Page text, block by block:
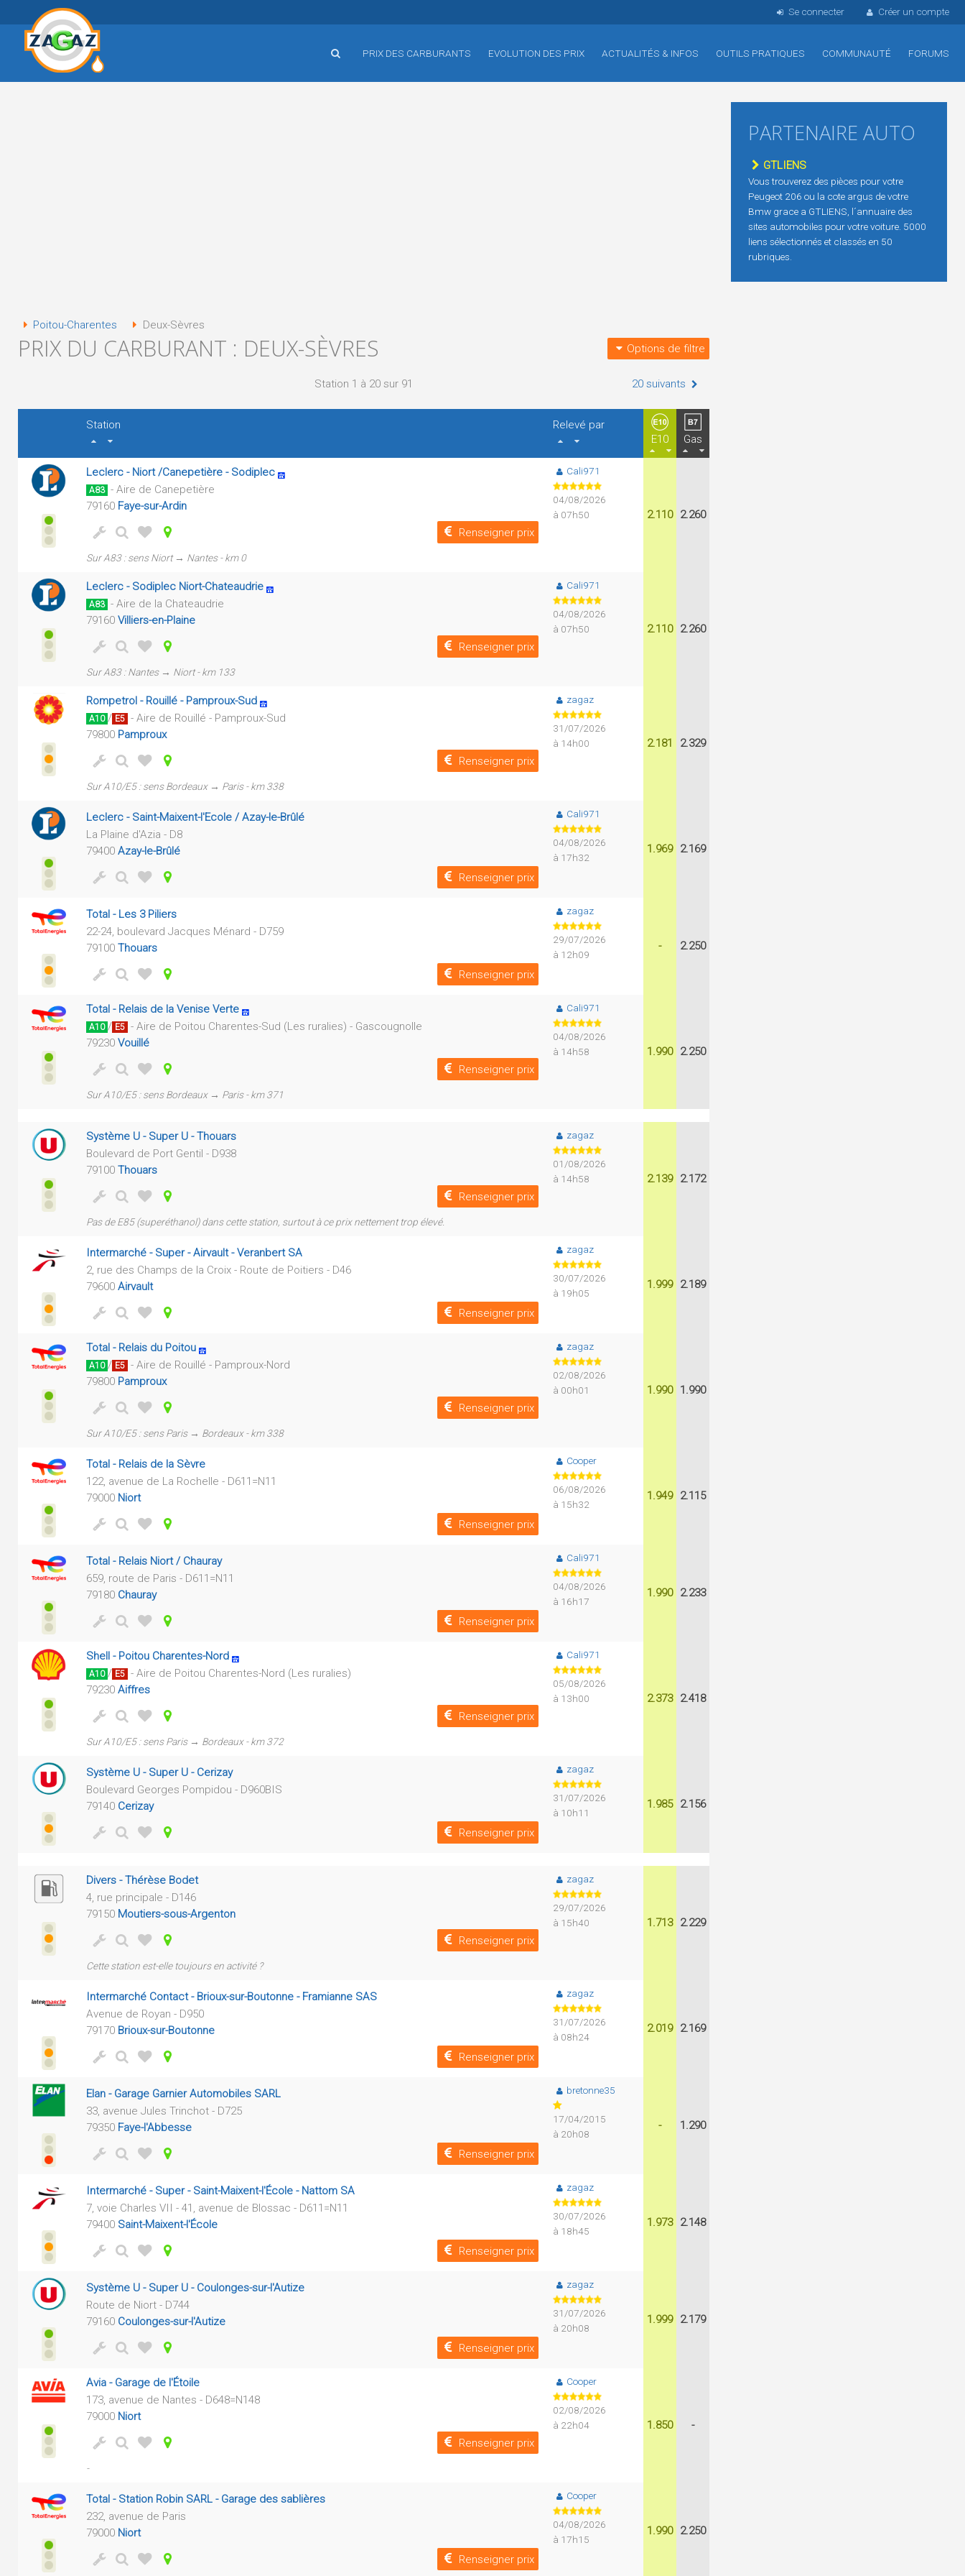
Se connecter Créer un compte
PRIX DES CARBURANTS EVOLUTION DES PRIX ACTUALITÉS & INFOS OUTILS PRATIQUES COMMUNAUTÉ FORUMS
Poitou-Charentes Deux-Sèvres
PRIX DU CARBURANT : DEUX-SÈVRES Options de filtre
Station 1 à 20 sur 91 20 suivants
Station
Relevé par
E10
Gas
Leclerc - Niort /Canepetière - Sodiplec
A83 - Aire de Canepetière
79160 Faye-sur-Ardin
Renseigner prix
Sur A83 : sens Niort → Nantes - km 0
Cali971
04/08/2026
à 07h50
2.110 2.260
Leclerc - Sodiplec Niort-Chateaudrie
A83 - Aire de la Chateaudrie
79160 Villiers-en-Plaine
Renseigner prix
Sur A83 : Nantes → Niort - km 133
Cali971
04/08/2026
à 07h50
2.110 2.260
Rompetrol - Rouillé - Pamproux-Sud
A10 / E5 - Aire de Rouillé - Pamproux-Sud
79800 Pamproux
Renseigner prix
Sur A10/E5 : sens Bordeaux → Paris - km 338
zagaz
31/07/2026
à 14h00
2.181 2.329
Leclerc - Saint-Maixent-l'Ecole / Azay-le-Brûlé
La Plaine d'Azia - D8
79400 Azay-le-Brûlé
Renseigner prix
Cali971
04/08/2026
à 17h32
1.969 2.169
Total - Les 3 Piliers
22-24, boulevard Jacques Ménard - D759
79100 Thouars
Renseigner prix
zagaz
29/07/2026
à 12h09
- 2.250
Total - Relais de la Venise Verte
A10 / E5 - Aire de Poitou Charentes-Sud (Les ruralies) - Gascougnolle
79230 Vouillé
Renseigner prix
Sur A10/E5 : sens Bordeaux → Paris - km 371
Cali971
04/08/2026
à 14h58
1.990 2.250
Système U - Super U - Thouars
Boulevard de Port Gentil - D938
79100 Thouars
Renseigner prix
Pas de E85 (superéthanol) dans cette station, surtout à ce prix nettement trop élevé.
zagaz
01/08/2026
à 14h58
2.139 2.172
Intermarché - Super - Airvault - Veranbert SA
2, rue des Champs de la Croix - Route de Poitiers - D46
79600 Airvault
Renseigner prix
zagaz
30/07/2026
à 19h05
1.999 2.189
Total - Relais du Poitou
A10 / E5 - Aire de Rouillé - Pamproux-Nord
79800 Pamproux
Renseigner prix
Sur A10/E5 : sens Paris → Bordeaux - km 338
zagaz
02/08/2026
à 00h01
1.990 1.990
Total - Relais de la Sèvre
122, avenue de La Rochelle - D611=N11
79000 Niort
Renseigner prix
Cooper
06/08/2026
à 15h32
1.949 2.115
Total - Relais Niort / Chauray
659, route de Paris - D611=N11
79180 Chauray
Renseigner prix
Cali971
04/08/2026
à 16h17
1.990 2.233
Shell - Poitou Charentes-Nord
A10 / E5 - Aire de Poitou Charentes-Nord (Les ruralies)
79230 Aiffres
Renseigner prix
Sur A10/E5 : sens Paris → Bordeaux - km 372
Cali971
05/08/2026
à 13h00
2.373 2.418
Système U - Super U - Cerizay
Boulevard Georges Pompidou - D960BIS
79140 Cerizay
Renseigner prix
zagaz
31/07/2026
à 10h11
1.985 2.156
Divers - Thérèse Bodet
4, rue principale - D146
79150 Moutiers-sous-Argenton
Renseigner prix
Cette station est-elle toujours en activité ?
zagaz
29/07/2026
à 15h40
1.713 2.229
Intermarché Contact - Brioux-sur-Boutonne - Framianne SAS
Avenue de Royan - D950
79170 Brioux-sur-Boutonne
Renseigner prix
zagaz
31/07/2026
à 08h24
2.019 2.169
Elan - Garage Garnier Automobiles SARL
33, avenue Jules Trinchot - D725
79350 Faye-l'Abbesse
Renseigner prix
bretonne35
17/04/2015
à 20h08
- 1.290
Intermarché - Super - Saint-Maixent-l'École - Nattom SA
7, voie Charles VII - 41, avenue de Blossac - D611=N11
79400 Saint-Maixent-l'École
Renseigner prix
zagaz
30/07/2026
à 18h45
1.973 2.148
Système U - Super U - Coulonges-sur-l'Autize
Route de Niort - D744
79160 Coulonges-sur-l'Autize
Renseigner prix
zagaz
31/07/2026
à 20h08
1.999 2.179
Avia - Garage de l'Étoile
173, avenue de Nantes - D648=N148
79000 Niort
Renseigner prix
-
Cooper
02/08/2026
à 22h04
1.850 -
Total - Station Robin SARL - Garage des sablières
232, avenue de Paris
79000 Niort
Renseigner prix
Cooper
04/08/2026
à 17h15
1.990 2.250
PARTENAIRE AUTO
GTLIENS
Vous trouverez des pièces pour votre
Peugeot 206 ou la cote argus de votre
Bmw grace a GTLIENS, l´annuaire des
sites automobiles pour votre voiture. 5000
liens sélectionnés et classés en 50
rubriques.